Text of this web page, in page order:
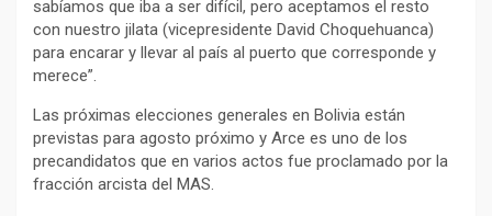
sabíamos que iba a ser difícil, pero aceptamos el resto
con nuestro jilata (vicepresidente David Choquehuanca)
para encarar y llevar al país al puerto que corresponde y
merece”.
Las próximas elecciones generales en Bolivia están
previstas para agosto próximo y Arce es uno de los
precandidatos que en varios actos fue proclamado por la
fracción arcista del MAS.